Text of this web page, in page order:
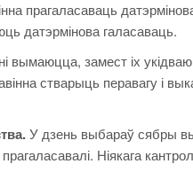
прагаласаваць
датэрмінова галасаваць.
вымаюцца, замест іх
стварыць перавагу і
У дзень выбараў сябры
Ніякага